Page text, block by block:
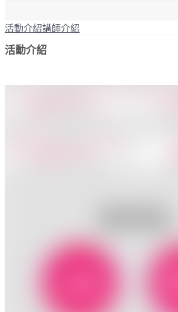
活動介紹講師介紹
活動介紹